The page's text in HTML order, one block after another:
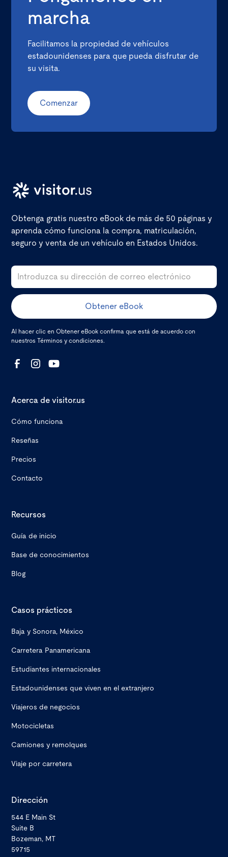
marcha
Facilitamos la propiedad de vehículos
estadounidenses para que pueda disfrutar de
su visita.
Comenzar
Obtenga gratis nuestro eBook de más de 50 páginas y
aprenda cómo funciona la compra, matriculación,
seguro y venta de un vehículo en Estados Unidos.
Al hacer clic en Obtener eBook confirma que está de acuerdo con
nuestros
Términos y condiciones.
Acerca de visitor.us
Cómo funciona
Reseñas
Precios
Contacto
Recursos
Guía de inicio
Base de conocimientos
Blog
Casos prácticos
Baja y Sonora, México
Carretera Panamericana
Estudiantes internacionales
Estadounidenses que viven en el extranjero
Viajeros de negocios
Motocicletas
Camiones y remolques
Viaje por carretera
Dirección
544 E Main St
Suite B
Bozeman, MT
59715